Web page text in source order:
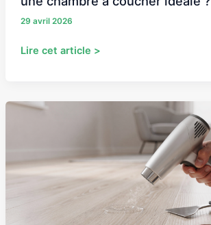
29 avril 2026
Lire cet article >
Réparer
:
comment